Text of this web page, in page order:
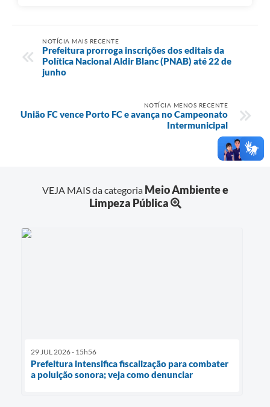
NOTÍCIA MAIS RECENTE
Prefeitura prorroga inscrições dos editais da
Política Nacional Aldir Blanc (PNAB) até 22 de
junho
NOTÍCIA MENOS RECENTE
União FC vence Porto FC e avança no Campeonato
Intermunicipal
VEJA MAIS da categoria Meio Ambiente e
Limpeza Pública
29 JUL 2026 - 15h56
Prefeitura intensifica fiscalização para combater
a poluição sonora; veja como denunciar